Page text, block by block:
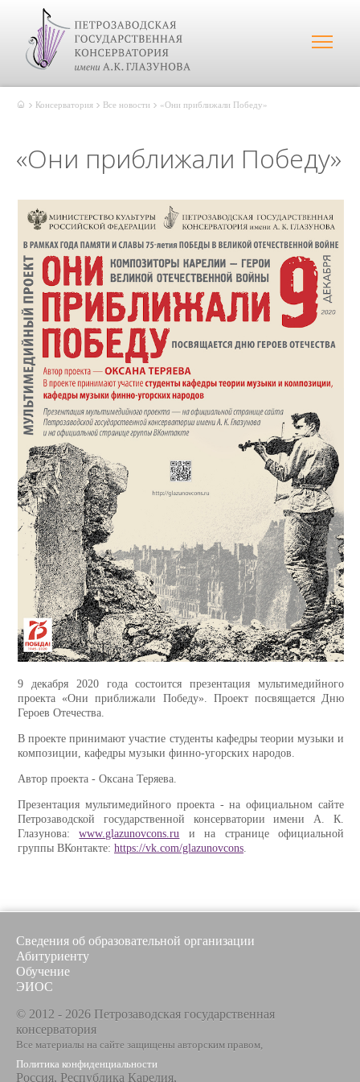
Консерватория Все новости «Они приближали Победу»
«Они приближали Победу»
9 декабря 2020 года состоится презентация мультимедийного
проекта «Они приближали Победу». Проект посвящается Дню
Героев Отечества.
В проекте принимают участие студенты кафедры теории музыки и
композиции, кафедры музыки финно-угорских народов.
Автор проекта - Оксана Теряева.
Презентация мультимедийного проекта - на официальном сайте
Петрозаводской государственной консерватории имени А. К.
Глазунова:www.glazunovcons.ru и на странице официальной
группы ВКонтакте: https://vk.com/glazunovcons.
Сведения об образовательной организации
Абитуриенту
Обучение
ЭИОС
© 2012 - 2026 Петрозаводская государственная
консерватория
Все материалы на сайте защищены авторским правом,
Политика конфиденциальности
Россия, Республика Карелия,